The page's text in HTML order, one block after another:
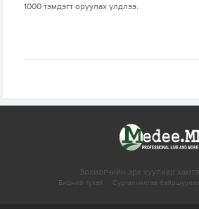
1000 тэмдэгт оруулах үлдлээ.
Зохиогчийн эрх хуулиар
Бидний тухай Сурталчилгаа байршуулах